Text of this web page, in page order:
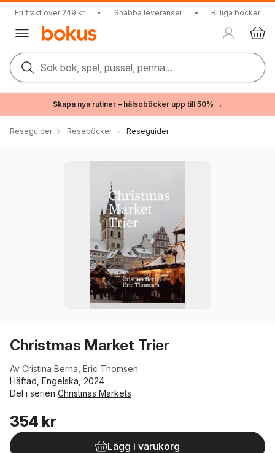
Fri frakt över 249 kr • Snabba leveranser • Billiga böcker
Sök bok, spel, pussel, penna...
Skapa nya rutiner – hälsoböcker upp till 50% →
Reseguider Reseböcker Reseguider
Christmas Market Trier
Av Cristina Berna Eric Thomsen
Häftad, Engelska, 2024
Del i serien Christmas Markets
354 kr
Lägg i varukorg